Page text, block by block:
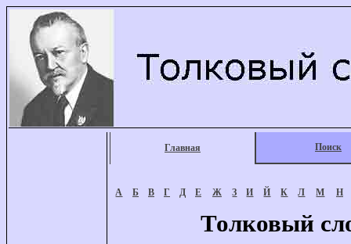
Главная Поиск
А Б В Г Д Е Ж З И Й К Л М Н
Толковый